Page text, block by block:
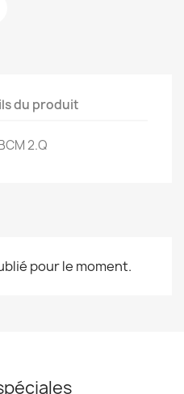
du produit
2.Q
pour le moment.